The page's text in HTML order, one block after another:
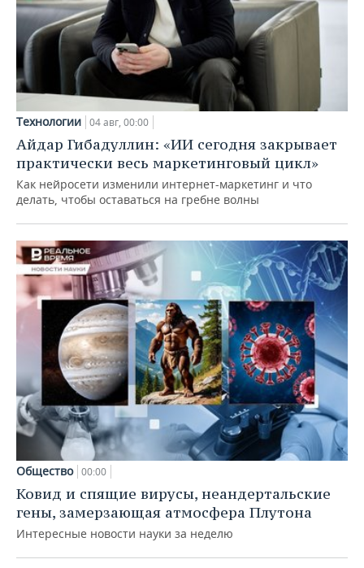
Технологии 04 авг, 00:00
Айдар Гибадуллин: «ИИ сегодня закрывает
практически весь маркетинговый цикл»
Как нейросети изменили интернет-маркетинг и что
делать, чтобы оставаться на гребне волны
Общество 00:00
Ковид и спящие вирусы, неандертальские
гены, замерзающая атмосфера Плутона
Интересные новости науки за неделю